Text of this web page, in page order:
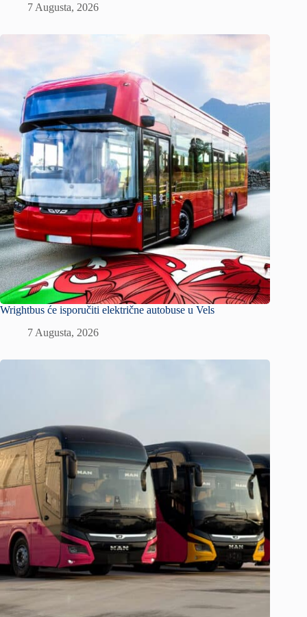
7 Augusta, 2026
Wrightbus će isporučiti električne autobuse u Vels
7 Augusta, 2026